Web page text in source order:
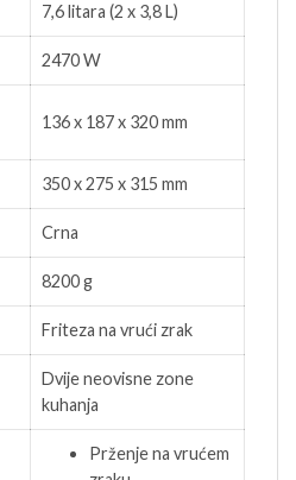
7,6 litara (2 x 3,8 L)
2470 W
136 x 187 x 320 mm
350 x 275 x 315 mm
Crna
8200 g
Friteza na vrući zrak
Dvije neovisne zone
kuhanja
Prženje na vrućem